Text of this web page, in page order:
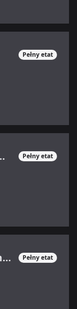
Pełny etat
(sektor SaaS) Pełny etat
Wsparcie klienta - Customer Support Specialist Pełny etat